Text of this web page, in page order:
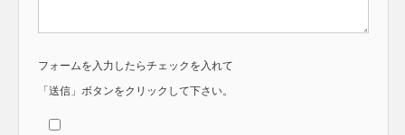
フォームを入力したらチェックを入れて
「送信」ボタンをクリックして下さい。